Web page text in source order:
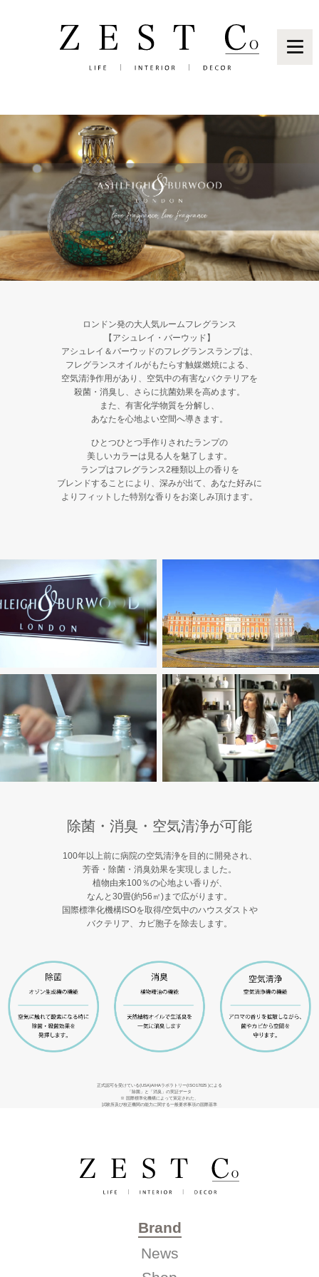
Brand
News
Shop
Company
Contact
ロンドン発の大人気ルームフレグランス
【アシュレイ・バーウッド】
アシュレイ＆バーウッドのフレグランスランプは、
フレグランスオイルがもたらす触媒燃焼による、
空気清浄作用があり、空気中の有害なバクテリアを
殺菌・消臭し、さらに抗菌効果を高めます。
また、有害化学物質を分解し、
あなたを心地よい空間へ導きます。
ひとつひとつ手作りされたランプの
美しいカラーは見る人を魅了します。
ランプはフレグランス2種類以上の香りを
ブレンドすることにより、深みが出て、あなた好みに
よりフィットした特別な香りをお楽しみ頂けます。
除菌・消臭・空気清浄が可能
100年以上前に病院の空気清浄を目的に開発され、
芳香・除菌・消臭効果を実現しました。
植物由来100％の心地よい香りが、
なんと30畳(約56㎡)まで広がります。
国際標準化機構ISOを取得/空気中のハウスダストや
バクテリア、カビ胞子を除去します。
正式認可を受けている(USA)AIHAラボラトリー(ISO17025 )による
「除菌」と「消臭」の実証データ
※ 国際標準化機構によって策定された、
試験所及び校正機関の能力に関する一般要求事項の国際基準
Brand
News